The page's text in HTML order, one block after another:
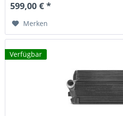
Reihen. Erleben Sie eine spürbare...
599,00 € *
Merken
Verfügbar